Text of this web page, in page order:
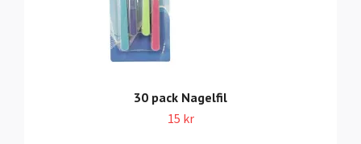
30 pack Nagelfil
15 kr